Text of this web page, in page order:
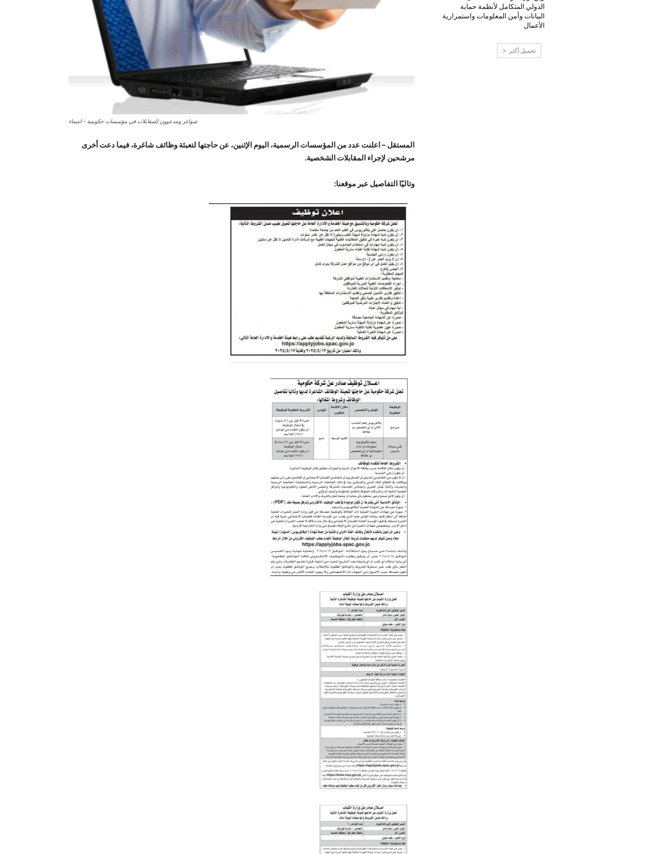
شواغر ومدعوون للمقابلات في مؤسسات حكومية - اسماء
المستقل – اعلنت عدد من المؤسسات الرسمية، اليوم الإثنين، عن حاجتها لتعبئة وظائف شاغرة، فيما دعت أخرى
مرشحين لإجراء المقابلات الشخصية.
وتاليًا التفاصيل عبر موقعنا:
الدولي المتكامل لأنظمة حماية
البيانات وأمن المعلومات واستمرارية
الأعمال
تحميل أكثر